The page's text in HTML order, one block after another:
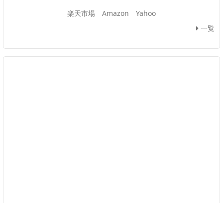
楽天市場 Amazon
Yahoo
一覧